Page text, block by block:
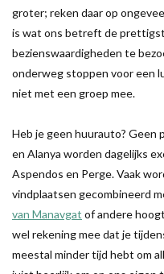
groter; reken daar op
is wat ons betreft de
bezienswaardigheden te
onderweg stoppen voor een
niet met een groep mee.
Heb je geen huurauto? Geen
en Alanya worden dagelijks
Aspendos en Perge. Vaak
vindplaatsen gecombineerd
van Manavgat of andere
wel rekening mee dat je
meestal minder tijd hebt om